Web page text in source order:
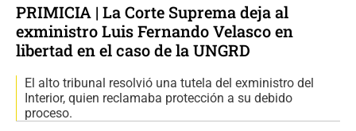
PRIMICIA | La Corte Suprema deja al
exministro Luis Fernando Velasco en
libertad en el caso de la UNGRD
El alto tribunal resolvió una tutela del exministro del
Interior, quien reclamaba protección a su debido
proceso.